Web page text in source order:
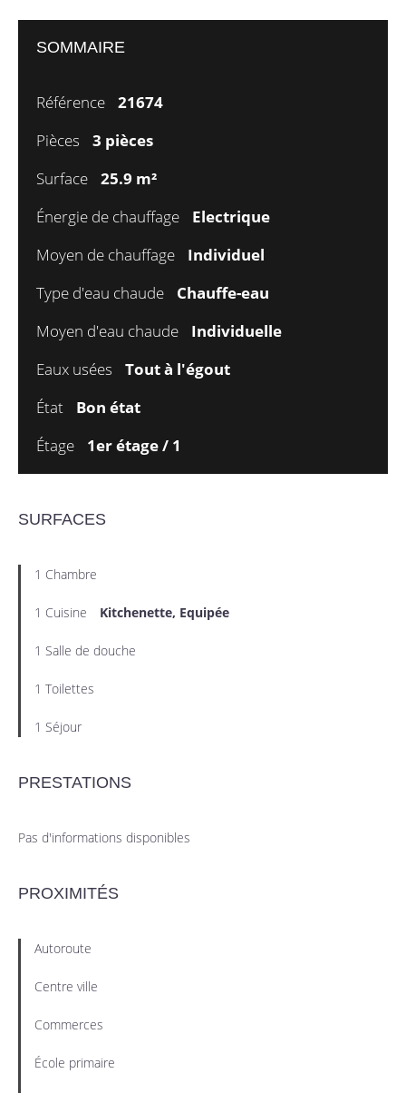
SOMMAIRE
Référence
21674
Pièces
3 pièces
Surface
25.9 m²
Énergie de chauffage
Electrique
Moyen de chauffage
Individuel
Type d'eau chaude
Chauffe-eau
Moyen d'eau chaude
Individuelle
Eaux usées
Tout à l'égout
État
Bon état
Étage
1er étage / 1
SURFACES
1 Chambre
1 Cuisine Kitchenette, Equipée
1 Salle de douche
1 Toilettes
1 Séjour
PRESTATIONS
Pas d'informations disponibles
PROXIMITÉS
Autoroute
Centre ville
Commerces
École primaire